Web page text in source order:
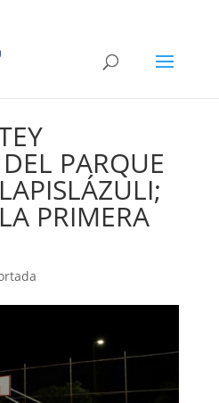
PARQUE
PRIMERA